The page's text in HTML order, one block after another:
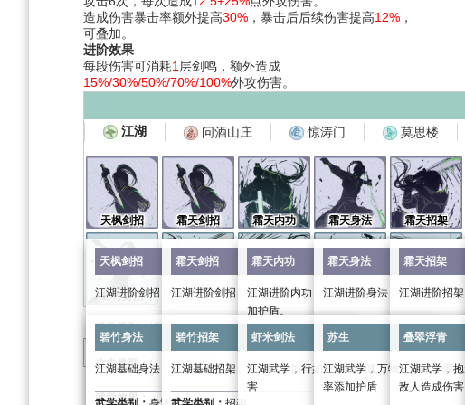
造成伤害暴击率额外提高30% ，暴击后后续伤害提高12% ，
可叠加。
进阶效果
每段伤害可消耗1 层剑鸣，额外造成
15%/30%/50%/70%/100%外攻伤害。
江湖 问酒山庄 惊涛门 莫思楼
天枫剑招
天枫剑招
江湖进阶剑招，修习可提升自身武力，加强攻击伤害
武学类别：招式
剑意消耗：
攻击类型：/
武学效果：
霜天剑招
霜天剑招
江湖进阶剑招，修习可提升自身武力，加强攻击伤害
武学类别：招式
剑意消耗：
攻击类型：/
武学效果：
霜天内功
霜天内功
江湖进阶内功，修习可提高自身气血上限，
加护盾。
武学类别：
剑意消耗： /
攻击类型：
霜天身法
霜天身法
江湖进阶身法，修习可增加
武学类别：身法
剑意消耗：
攻击类型： /
霜天招架
霜天招架
江湖进阶招
武学类别：招
剑意消耗：
攻击类型： /
碧竹身法
碧竹身法
江湖基础身法，修习可增加自身防御。
碧竹招架
碧竹招架
江湖基础招架，修习可增加自身定力，强化免伤
虾米剑法
虾米剑法
江湖武学，行如虾米般快速，迅速攻击对方
害
苏生
苏生
江湖武学，万物复苏，休养
率添加护盾
叠翠浮青
叠翠浮青
江湖武学，
敌人造成伤害
分类： 武学 惊涛门 含有受损文件链接的页面